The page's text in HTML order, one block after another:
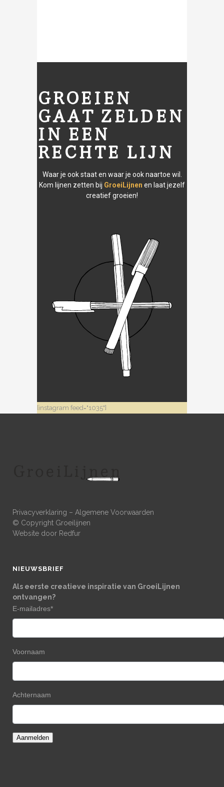
GROEIEN
GAAT ZELDEN
IN EEN
RECHTE LIJN
Waar je ook staat en waar je ook naartoe wil.
Kom lijnen zetten bij GroeiLijnen en laat jezelf
creatief groeien!
[instagram feed="1035"]
Privacyverklaring – Algemene Voorwaarden
© Copyright Groeilijnen
Website door Redfur
NIEUWSBRIEF
Als eerste creatieve inspiratie van GroeiLijnen
ontvangen?
E-mailadres*
Voornaam
Achternaam
Aanmelden